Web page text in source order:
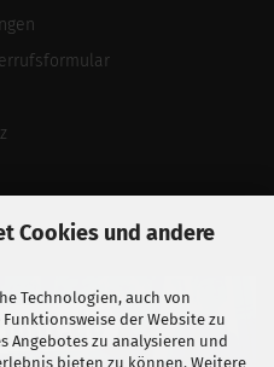
Cookies und andere
Technologien, auch von
der Website zu
Angebotes zu analysieren und
bieten zu können. Weitere